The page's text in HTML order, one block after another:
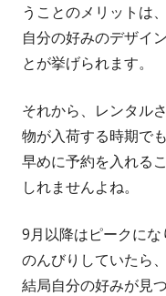
うことのメリットは、
自分の好みのデザイ
とが挙げられます。
それから、レンタル
物が入荷する時期でも
早めに予約を入れる
しれませんよね。
9月以降はピークに
のんびりしていたら、
結局自分の好みが見